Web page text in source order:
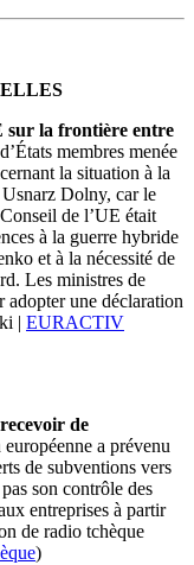
sur la frontière entre
membres menée
la situation à la
Dolny, car le
de l’UE était
à la guerre hybride
et à la nécessité de
Les ministres de
adopter une déclaration
| EURACTIV
de
a prévenu
de subventions vers
son contrôle des
entreprises à partir
de radio tchèque
)